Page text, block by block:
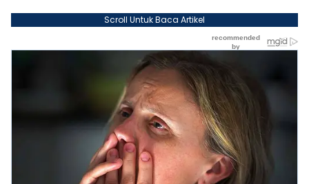
Scroll Untuk Baca Artikel